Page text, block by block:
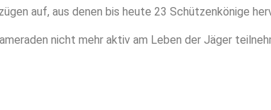
auf, aus denen bis heute 23 Schützenkönige
nicht mehr aktiv am Leben der Jäger